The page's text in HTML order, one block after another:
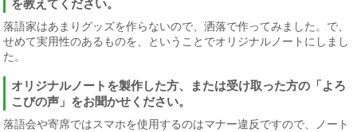
を教えてください。
落語家はあまりグッズを作らないので、洒落で作ってみました。で、
せめて実用性のあるものを、ということでオリジナルノートにしまし
た。
オリジナルノートを製作した方、または受け取った方の「よろ
こびの声」をお聞かせください。
落語会や寄席ではスマホを使用するのはマナー違反ですので、ノート